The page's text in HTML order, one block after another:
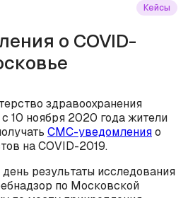
Кейсы
о COVID-
здравоохранения
10 ноября 2020 года жители
СМС-уведомленияо
на COVID-2019.
результаты исследования
по Московской